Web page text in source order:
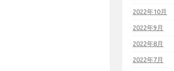
2022年10月
2022年9月
2022年8月
2022年7月